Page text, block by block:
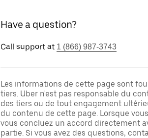
Have a question?
Call support at 1 (866) 987-3743
Les informations de cette page sont
tiers. Uber n'est pas responsable du
des tiers ou de tout engagement
du contenu de cette page. Lorsque
vous concluez un accord directement
partie. Si vous avez des questions,